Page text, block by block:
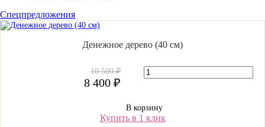
Спецпредложения
Денежное дерево (40 cм)
10 500 ₽
8 400 ₽
В корзину
Купить в 1 клик